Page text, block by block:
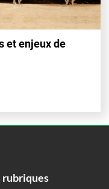
et enjeux de
rubriques